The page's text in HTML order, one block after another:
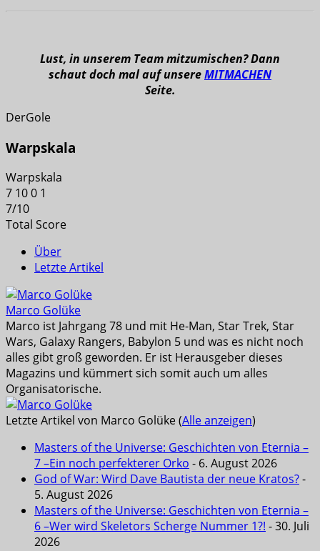
Lust, in unserem Team mitzumischen? Dann
schaut doch mal auf unsereMITMACHEN
Seite.
DerGole
Warpskala
Warpskala
7 100 1
7/10
Total Score
Über
Letzte Artikel
Marco Golüke
Marco ist Jahrgang 78 und mit He-Man, Star Trek, Star
Wars, Galaxy Rangers, Babylon 5 und was es nicht noch
alles gibt groß geworden. Er ist Herausgeber dieses
Magazins und kümmert sich somit auch um alles
Organisatorische.
Letzte Artikel von Marco Golüke(Alle anzeigen)
Masters of the Universe: Geschichten von Eternia –
7 –Ein noch perfekterer Orko - 6. August 2026
God of War: Wird Dave Bautista der neue Kratos?-
5. August 2026
Masters of the Universe: Geschichten von Eternia –
6 –Wer wird Skeletors Scherge Nummer 1?! - 30. Juli
2026